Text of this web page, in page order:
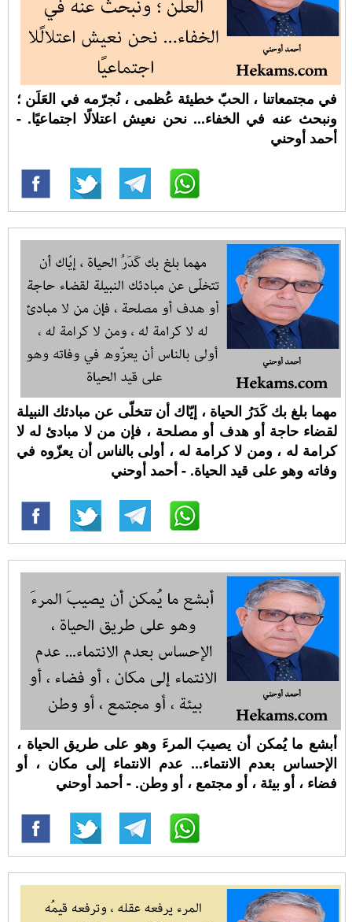
في مجتمعاتنا ، الحبّ خطيئة عُظمى ، نُجرّمه في العَلَن ؛
ونبحث عنه في الخفاء... نحن نعيش اعتلالًا اجتماعيًا. -
أحمد أوحني
مهما بلغ بك كَدَرُ الحياة ، إيّاك أن تتخلّى عن مبادئك النبيلة
لقضاء حاجة أو هدف أو مصلحة ، فإن من لا مبادئ له لا
كرامة له ، ومن لا كرامة له ، أولى بالناس أن يعزّوه في
وفاته وهو على قيد الحياة. - أحمد أوحني
أبشع ما يُمكن أن يصيبَ المرءَ وهو على طريق الحياة ،
الإحساس بعدم الانتماء... عدم الانتماء إلى مكان ، أو
فضاء ، أو بيئة ، أو مجتمع ، أو وطن. - أحمد أوحني